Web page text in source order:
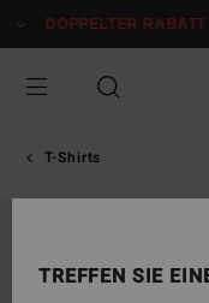
zur
springen
DOPPELTER RABATT
T-Shirts
TREFFEN SIE